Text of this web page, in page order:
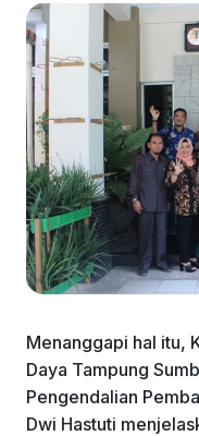
Menanggapi hal itu,
Daya Tampung
Pengendalian
Dwi Hastuti